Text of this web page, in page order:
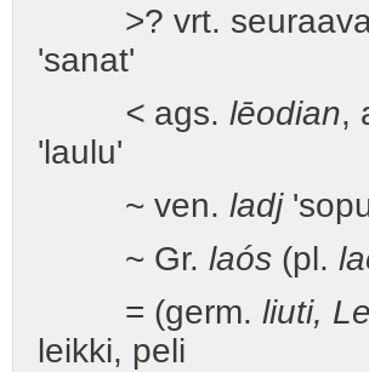
>? vrt. seuraava
'sanat'
< ags. lēodian,
'laulu'
~ ven. ladj
~ Gr. laós (pl.
= (germ. liuti,
leikki, peli